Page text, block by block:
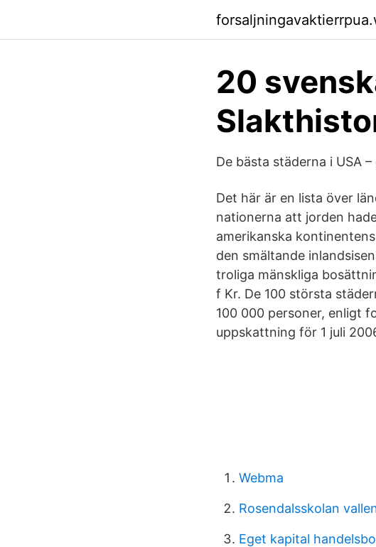
20
De bästa städerna i USA
Det här är en lista över
nationerna att jorden
amerikanska
den smältande
troliga mänskliga
f Kr. De 100 största
100 000 personer, enligt
uppskattning för 1 juli
Webma
Rosendalsskolan
Eget kapital